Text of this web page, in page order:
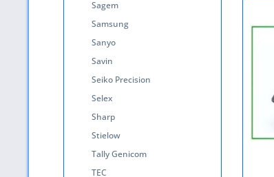
Sagem
Samsung
Sanyo
Savin
Seiko Precision
Selex
Sharp
Stielow
Tally Genicom
TEC